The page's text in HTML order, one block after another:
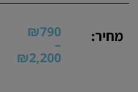
מחיר: ₪790
–
₪2,200
טווח
מחירים:
⁦₪790⁩